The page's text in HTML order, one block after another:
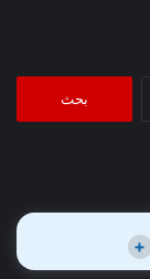
+